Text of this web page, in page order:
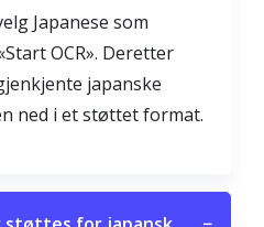
Japanese som
OCR». Deretter
japanske
ned i et støttet format.